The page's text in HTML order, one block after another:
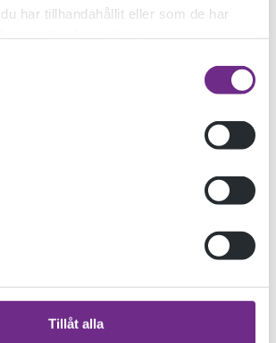
har tillhandahållit eller som de har
Tillåt alla